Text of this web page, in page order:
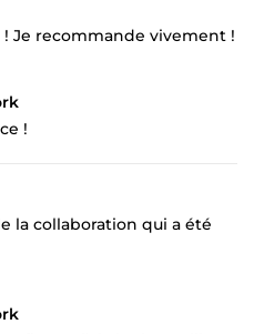
Je recommande vivement !
!
la collaboration qui a été